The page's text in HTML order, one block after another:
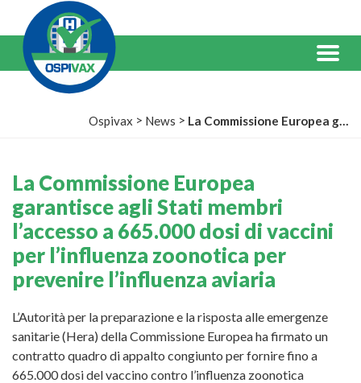
Menu
Ospivax > News > La Commissione Europea garantisce agli Stati membri l’accesso a 665.000 dosi di vaccini per l’influenza zoonotica per prevenire l’influenza aviaria
La Commissione Europea
garantisce agli Stati membri
l’accesso a 665.000 dosi di vaccini
per l’influenza zoonotica per
prevenire l’influenza aviaria
L’Autorità per la preparazione e la risposta alle emergenze
sanitarie (Hera) della Commissione Europea ha firmato un
contratto quadro di appalto congiunto per fornire fino a
665.000 dosi del vaccino contro l’influenza zoonotica